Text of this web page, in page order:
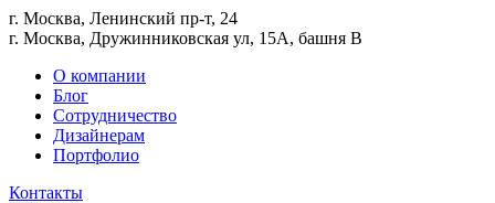
г. Москва, Ленинский пр-т, 24
г. Москва, Дружинниковская ул, 15А, башня В
О компании
Блог
Сотрудничество
Дизайнерам
Портфолио
Контакты